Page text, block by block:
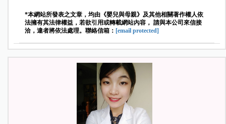
*本網站所發表之文章，均由《嬰兒與母親》及其他相關著作權人依
法擁有其法律權益，若欲引用或轉載網站內容， 請與本公司來信接
洽，違者將依法處理。聯絡信箱： [email protected]